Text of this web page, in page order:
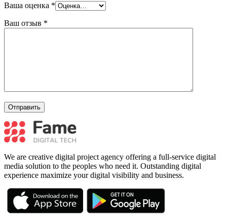
Ваша оценка *
Ваш отзыв *
We are creative digital project agency offering a full-service digital
media solution to the peoples who need it. Outstanding digital
experience maximize your digital visibility and business.